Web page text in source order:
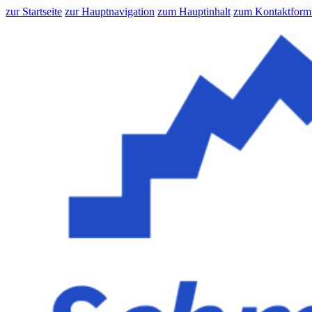
zur Startseite zur Hauptnavigation zum Hauptinhalt zum